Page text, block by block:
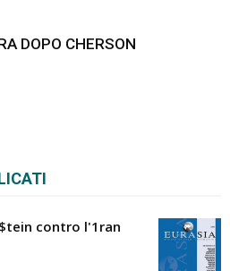
DOPO CHERSON
contro l'1ran